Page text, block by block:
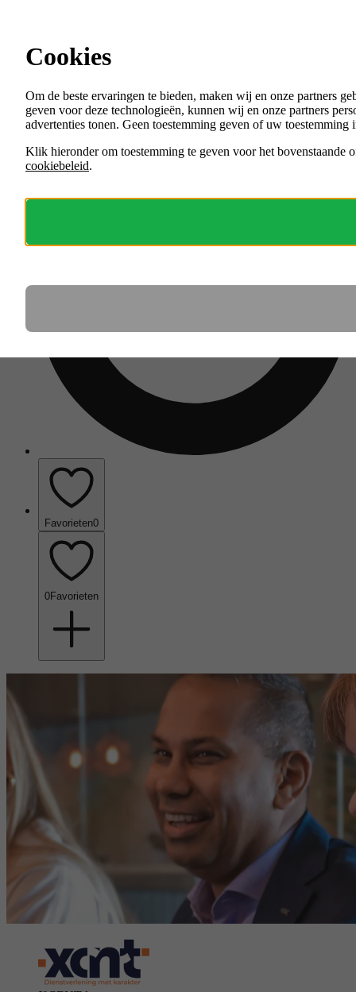
Menu
VACATURES
ORGANISATIES
Favorieten0
0Favorieten
Cookies
Om de beste ervaringen te bieden, maken wij en onze partners
geven voor deze technologieën, kunnen wij en onze partners
advertenties tonen. Geen toestemming geven of uw
Klik hieronder om toestemming te geven voor het bovenstaande
cookiebeleid.